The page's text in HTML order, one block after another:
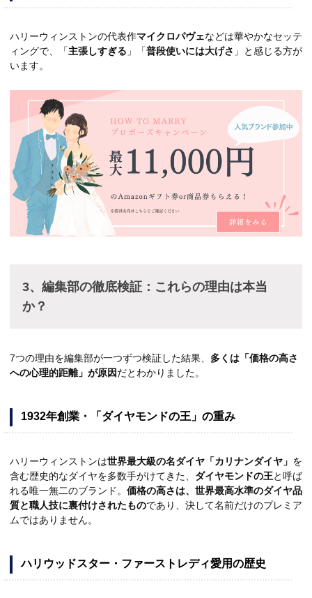
ハリーウィンストンの代表作マイクロパヴェなどは華やかなセッテ
ィングで、「主張しすぎる 」「普段使いには大げさ 」と感じる方が
います。
3、編集部の徹底検証：これらの理由は本当
か？
7つの理由を編集部が一つずつ検証した結果、 多くは「価格の高さ
への心理的距離」が原因だとわかりました。
1932年創業・「ダイヤモンドの王」の重み
ハリーウィンストンは世界最大級の名ダイヤ「カリナンダイヤ」 を
含む歴史的なダイヤを多数手がけてきた、 ダイヤモンドの王と呼ば
れる唯一無二のブランド。 価格の高さは、世界最高水準のダイヤ品
質と職人技に裏付けされたものであり、決して名前だけのプレミア
ムではありません。
ハリウッドスター・ファーストレディ愛用の歴史